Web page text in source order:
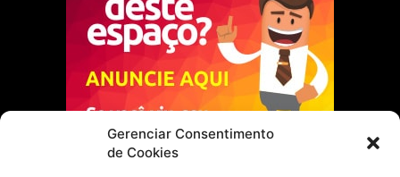
Gerenciar Consentimento
de Cookies